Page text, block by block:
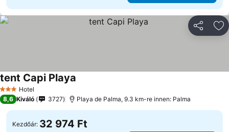
3 Kategória
Hotel
tent Capi Playa
8,6 Kiváló 3727 Playa de Palma, 9.3 km-re innen: Palma
Kezdőár: 32 974 Ft